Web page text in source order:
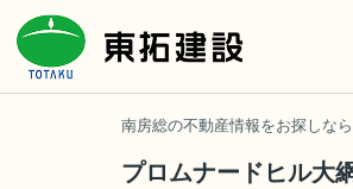
南房総の不動産情報をお探しな
プロムナードヒル